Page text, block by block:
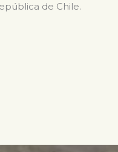
de Chile.